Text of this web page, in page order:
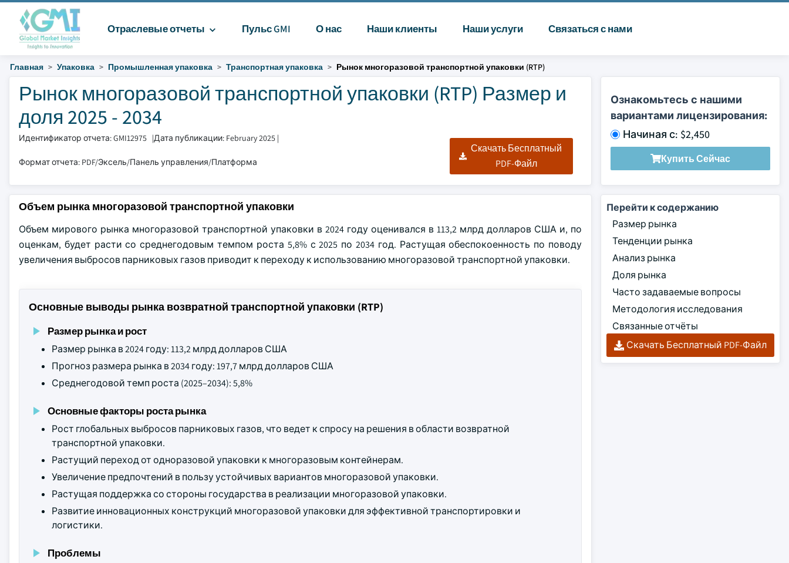
Отраслевые отчеты Пульс GMI О нас Наши клиенты Наши услуги Связаться с нами
Главная Упаковка Промышленная упаковка Транспортная упаковка Рынок многоразовой транспортной упаковки (RTP)
Рынок многоразовой транспортной упаковки (RTP) Размер и
доля 2025 - 2034
Идентификатор отчета: GMI12975 |Дата публикации: February 2025 |
Формат отчета: PDF/Эксель/Панель управления/Платформа
Скачать Бесплатный
PDF-Файл
Ознакомьтесь с нашими
вариантами лицензирования:
Начиная с: $2,450
Купить Сейчас
Объем рынка многоразовой транспортной упаковки
Объем мирового рынка многоразовой транспортной упаковки в 2024 году оценивался в 113,2 млрд долларов США и, по
оценкам, будет расти со среднегодовым темпом роста 5,8% с 2025 по 2034 год. Растущая обеспокоенность по поводу
увеличения выбросов парниковых газов приводит к переходу к использованию многоразовой транспортной упаковки.
Основные выводы рынка возвратной транспортной упаковки (RTP)
Размер рынка и рост
Размер рынка в 2024 году: 113,2 млрд долларов США
Прогноз размера рынка в 2034 году: 197,7 млрд долларов США
Среднегодовой темп роста (2025–2034): 5,8%
Основные факторы роста рынка
Рост глобальных выбросов парниковых газов, что ведет к спросу на решения в области возвратной
транспортной упаковки.
Растущий переход от одноразовой упаковки к многоразовым контейнерам.
Увеличение предпочтений в пользу устойчивых вариантов многоразовой упаковки.
Растущая поддержка со стороны государства в реализации многоразовой упаковки.
Развитие инновационных конструкций многоразовой упаковки для эффективной транспортировки и
логистики.
Проблемы
Перейти к содержанию
Размер рынка
Тенденции рынка
Анализ рынка
Доля рынка
Часто задаваемые вопросы
Методология исследования
Связанные отчёты
Скачать Бесплатный PDF-Файл